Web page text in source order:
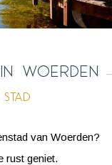
Woerden
stad
van Woerden?
rust geniet.